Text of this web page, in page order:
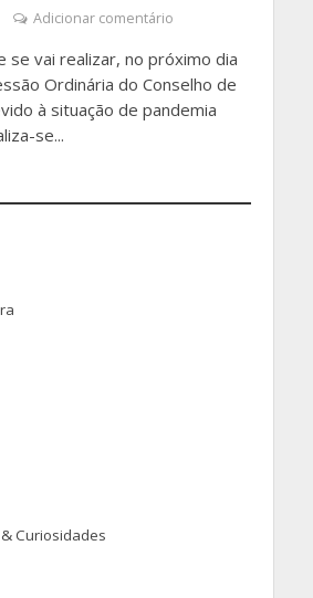
Adicionar comentário
se vai realizar, no próximo dia
Ordinária do Conselho de
à situação de pandemia
se...
Curiosidades